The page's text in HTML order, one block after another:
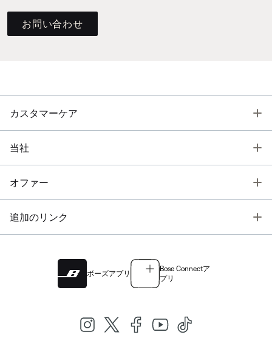
お問い合わせ
カスタマーケア
当社
オファー
追加のリンク
ボーズアプリ
Bose Connectア
プリ